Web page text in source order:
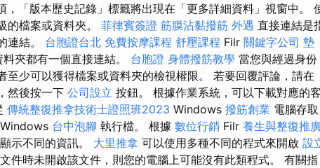
，「版本歷史記錄」標籤將出現在「更多詳細資料」視窗中。
的檔案或資料夾。 菲律賓簽證 筋膜沾黏撥筋 外遇 直接連結是
連結。 台胞證台北 免費按摩課程 舒壓課程 Filr 關鍵字公司 墊
夾都有一個直接連結。 台胞證 身體撥筋教學 當您與經過身份
至少可以獲得檔案或資料夾的檢視權限。 若要回覆評論，請在
然後按一下 公司設立 按鈕。 根據作業系統，可以下載對應的客
傳統整復推拿技術士證照班2023 Windows 撥筋創業 電腦存取
Windows 台中泡腳 執行檔。 根據 數位行銷 Filr 養生與整復推
示不同的資訊。 大里推拿 可以使用多種不同的程式來開啟 設
件時未開啟該文件，則您的電腦上可能沒有此類程式。 有關指